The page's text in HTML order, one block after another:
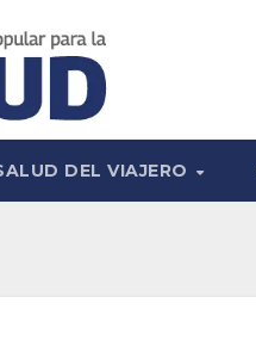
DEL VIAJERO